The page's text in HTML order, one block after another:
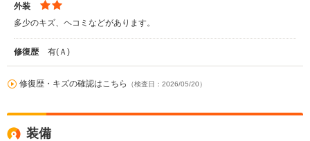
外装
多少のキズ、ヘコミなどがあります。
修復歴 有(Ａ)
修復歴・キズの確認はこちら （検査日：2026/05/20）
装備